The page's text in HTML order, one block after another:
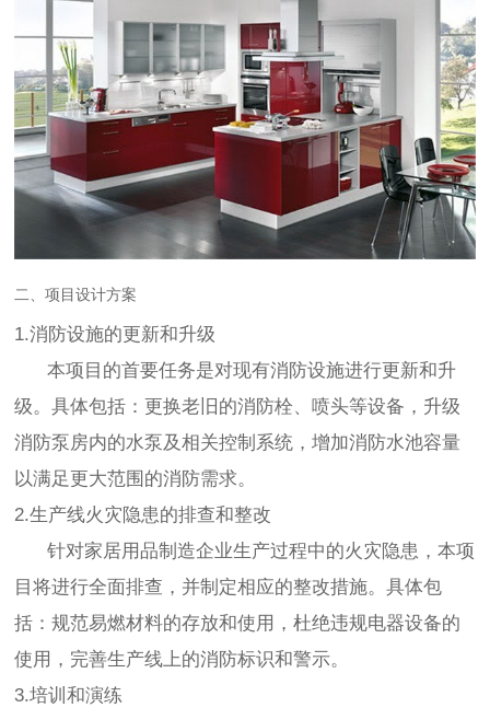
二、项目设计方案
1.消防设施的更新和升级
本项目的首要任务是对现有消防设施进行更新和升
级。具体包括：更换老旧的消防栓、喷头等设备，升级
消防泵房内的水泵及相关控制系统，增加消防水池容量
以满足更大范围的消防需求。
2.生产线火灾隐患的排查和整改
针对家居用品制造企业生产过程中的火灾隐患，本项
目将进行全面排查，并制定相应的整改措施。具体包
括：规范易燃材料的存放和使用，杜绝违规电器设备的
使用，完善生产线上的消防标识和警示。
3.培训和演练